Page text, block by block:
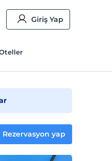
Giriş Yap
Rezervasyon yap